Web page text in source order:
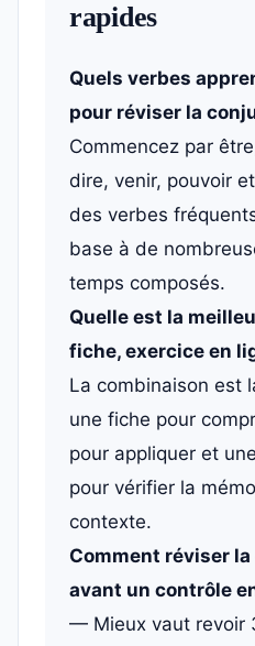
rapides
Quels verbes
pour réviser la
Commencez par
dire, venir, pouvoir
des verbes
base à de
temps composés.
Quelle est la
fiche, exercice en
La combinaison est
une fiche pour
pour appliquer et
pour vérifier la
contexte.
Comment réviser
avant un contrôle
— Mieux vaut revoir